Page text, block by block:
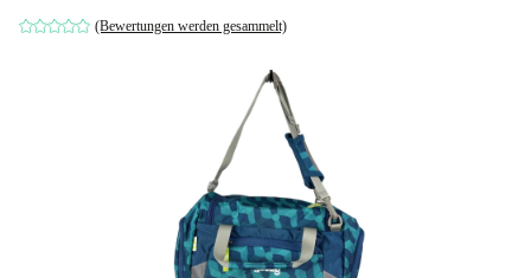
(Bewertungen werden gesammelt)